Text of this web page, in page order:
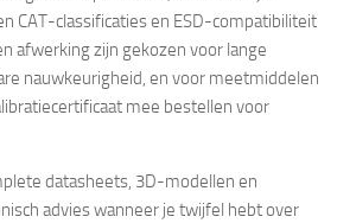
CAT-classificaties en ESD-compatibiliteit
afwerking zijn gekozen voor lange
nauwkeurigheid, en voor meetmiddelen
mee bestellen voor
datasheets, 3D-modellen en
advies wanneer je twijfel hebt over